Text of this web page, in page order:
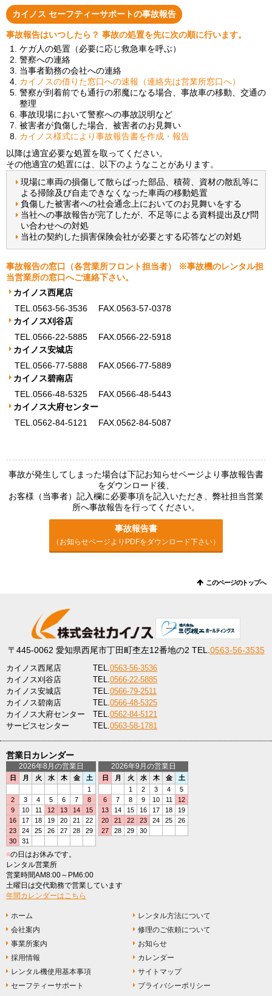
カイノス セーフティーサポートの事故報告
事故報告はいつしたら？ 事故の処置を先に次の順に行います。
ケガ人の処置（必要に応じ救急車を呼ぶ）
警察への連絡
当事者勤務の会社への連絡
カイノスの借りた窓口への速報（連絡先は営業所窓口へ）
警察が到着前でも通行の邪魔になる場合、事故車の移動、交通の
整理
事故現場において警察への事故説明など
被害者が負傷した場合、被害者のお見舞い
カイノス様式により事故報告書を作成・報告
以降は適宜必要な処置を取ってください。
その他適宜の処置には、以下のようなことがあります。
現場に車両の損傷して散らばった部品、積荷、資材の散乱等に
よる掃除及び自走できなくなった車両の移動処置
負傷した被害者への社会通念上においてのお見舞いをする
当社への事故報告が完了したが、不足等による資料提出及び問
い合わせへの対処
当社の契約した損害保険会社が必要とする応答などの対処
事故報告の窓口（各営業所フロント担当者） ※事故機のレンタル担
当営業所の窓口へご連絡下さい。
カイノス西尾店
TEL.0563-56-3536
FAX.0563-57-0378
カイノス刈谷店
TEL.0566-22-5885
FAX.0566-22-5918
カイノス安城店
TEL.0566-77-5888
FAX.0566-77-5889
カイノス碧南店
TEL.0566-48-5325
FAX.0566-48-5443
カイノス大府センター
TEL.0562-84-5121
FAX.0562-84-5087
事故が発生してしまった場合は下記お知らせページより事故報告書
をダウンロード後、
お客様（当事者）記入欄に必要事項を記入いただき、弊社担当営業
所へ事故報告を行ってください。
事故報告書
（お知らせページよりPDFをダウンロード下さい）
このページのトップへ
〒445-0062 愛知県西尾市丁田町杢左12番地の2 TEL. 0563-56-3535
カイノス西尾店 TEL. 0563-56-3536
カイノス刈谷店
TEL. 0566-22-5885
カイノス安城店
TEL. 0566-79-2511
カイノス碧南店
TEL. 0566-48-5325
カイノス大府センター
TEL. 0562-84-5121
サービスセンター
TEL. 0563-58-1781
営業日カレンダー
2026年8月の営業日
日 月 火 水 木 金
土
1
2
3 4 5 6 7
8
9
10 11 12 13 14
15
16
17 18 19 20 21
22
23
24 25 26 27 28
29
30
31
2026年9月の営業日
日 月 火 水 木 金
土
1
2 3 4
5
6
7 8 9 10 11
12
13
14 15 16 17 18
19
20
21 22 23 24 25
26
27
28 29 30
■の日はお休みです。
レンタル営業所
営業時間AM8:00～PM6:00
土曜日は交代勤務で営業しています
年間カレンダーはこちら
ホーム
会社案内
事業所案内
採用情報
レンタル機使用基本事項
セーフティーサポート
レンタル方法について
修理のご依頼について
お知らせ
カレンダー
サイトマップ
プライバシーポリシー